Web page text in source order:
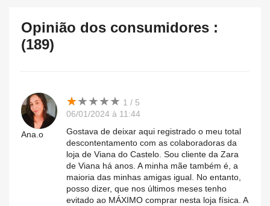
Opinião dos consumidores :
(189)
Ana.o
★★★★★
★★★★★ 1 / 5
06/01/2024 à 11:44
Gostava de deixar aqui registrado o meu total
descontentamento com as colaboradoras da
loja de Viana do Castelo. Sou cliente da Zara
de Viana há anos. A minha mãe também é, a
maioria das minhas amigas igual. No entanto,
posso dizer, que nos últimos meses tenho
evitado ao MÁXIMO comprar nesta loja física. A